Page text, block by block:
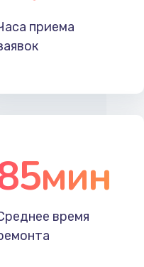
приема
время